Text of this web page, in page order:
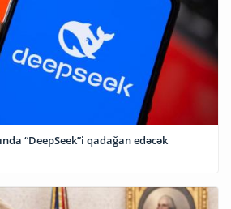
“DeepSeek”i qadağan edəcək